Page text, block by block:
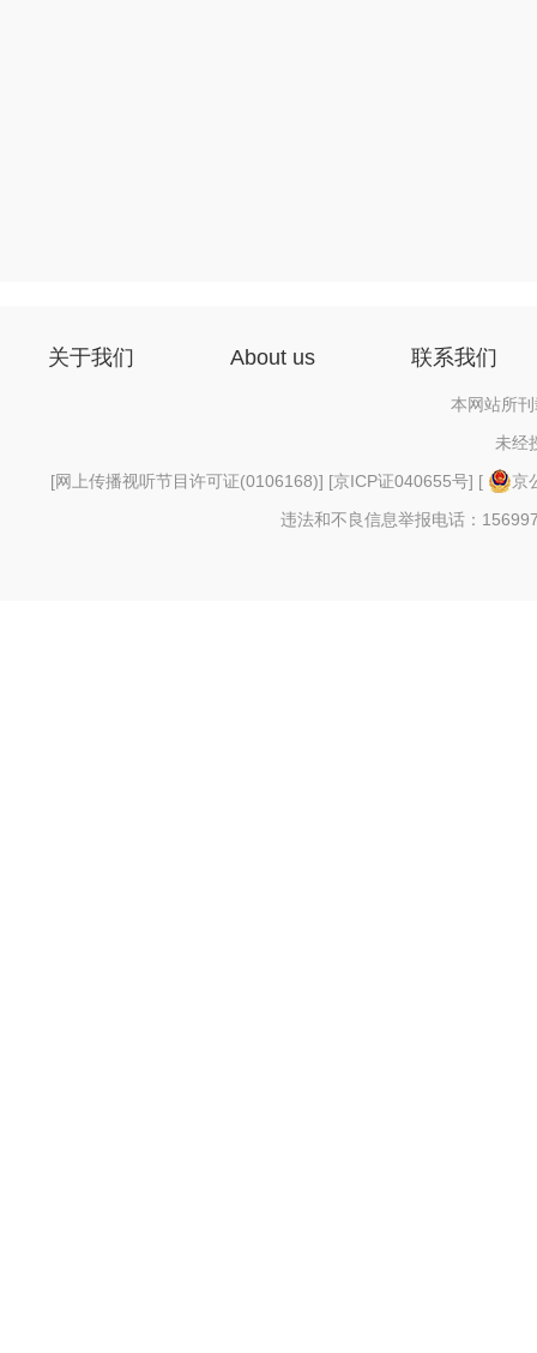
关于我们 About us 联系我们
本网站所
未经
[网上传播视听节目许可证(0106168)] [京ICP证040655号] [
京
违法和不良信息举报电话：